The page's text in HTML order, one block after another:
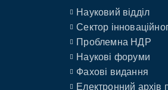
Науковий відділ
Сектор
Проблемна НДР
Наукові форуми
Фахові видання
Електронний архів